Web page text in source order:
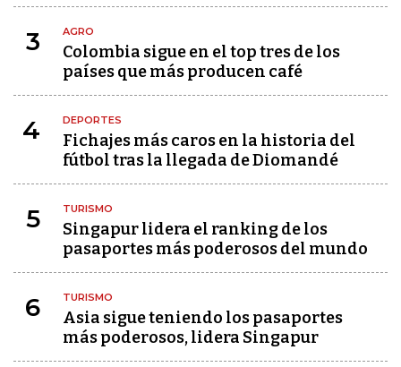
3 AGRO
Colombia sigue en el top tres de los
países que más producen café
4 DEPORTES
Fichajes más caros en la historia del
fútbol tras la llegada de Diomandé
5 TURISMO
Singapur lidera el ranking de los
pasaportes más poderosos del mundo
6 TURISMO
Asia sigue teniendo los pasaportes
más poderosos, lidera Singapur